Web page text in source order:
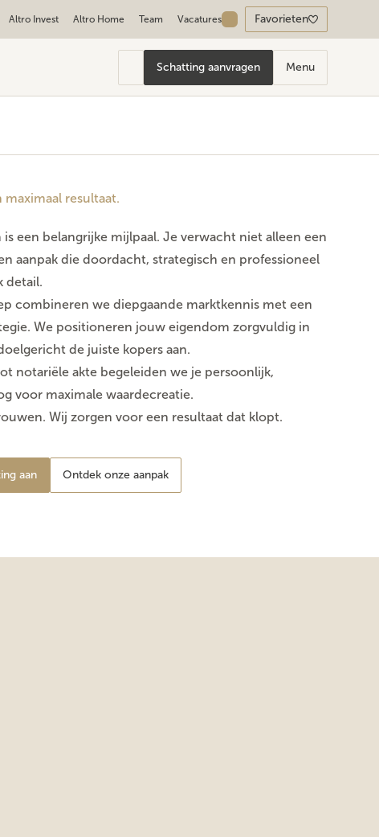
Altro Invest Altro Home Team Vacatures Favorieten
Schatting aanvragen Menu
maximaal resultaat.
is een belangrijke mijlpaal. Je verwacht niet alleen een
aanpak die doordacht, strategisch en professioneel
detail.
combineren we diepgaande marktkennis met een
We positioneren jouw eigendom zorgvuldig in
de juiste kopers aan.
notariële akte begeleiden we je persoonlijk,
voor maximale waardecreatie.
Wij zorgen voor een resultaat dat klopt.
aan Ontdek onze aanpak